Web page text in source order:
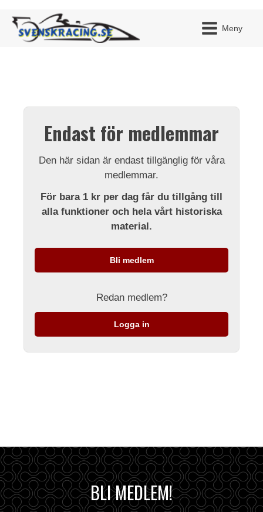
Meny
Endast för medlemmar
Den här sidan är endast tillgänglig för våra
medlemmar.
För bara 1 kr per dag får du tillgång till
alla funktioner och hela vårt historiska
material.
Bli medlem
Redan medlem?
Logga in
BLI MEDLEM!